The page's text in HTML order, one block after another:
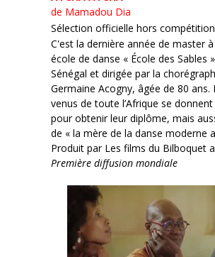
de Mamadou Dia
Sélection officielle hors
C'est la dernière année de master
école de danse « École des Sables
Sénégal et dirigée par la
Germaine Acogny, âgée de 80 ans.
venus de toute l’Afrique se
pour obtenir leur diplôme, mais
de « la mère de la danse moderne
Produit par Les films du Bilboquet
Première diffusion mondiale